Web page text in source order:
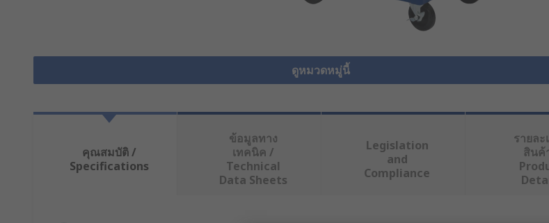
ดูหมวดหมู่นี้
คุณสมบัติ /
Specifications
ข้อมูลทาง
เทคนิค /
Technical
Data Sheets
Legislation
and
Compliance
รายละ
สินค้